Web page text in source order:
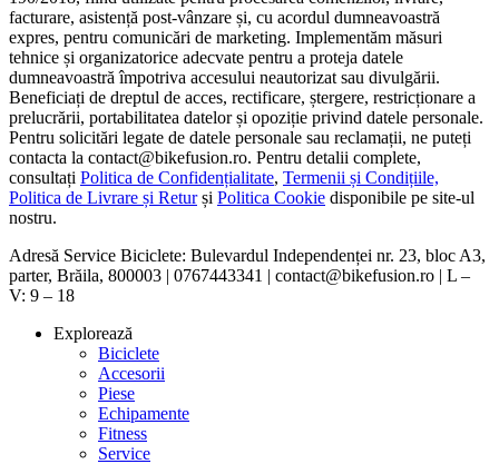
facturare, asistență post-vânzare și, cu acordul dumneavoastră
expres, pentru comunicări de marketing. Implementăm măsuri
tehnice și organizatorice adecvate pentru a proteja datele
dumneavoastră împotriva accesului neautorizat sau divulgării.
Beneficiați de dreptul de acces, rectificare, ștergere, restricționare a
prelucrării, portabilitatea datelor și opoziție privind datele personale.
Pentru solicitări legate de datele personale sau reclamații, ne puteți
contacta la contact@bikefusion.ro. Pentru detalii complete,
consultați Politica de Confidențialitate, Termenii și Condițiile,
Politica de Livrare și Returși Politica Cookie disponibile pe site-ul
nostru.
Adresă Service Biciclete: Bulevardul Independenței nr. 23, bloc A3,
parter, Brăila, 800003 | 0767443341 | contact@bikefusion.ro | L –
V: 9 – 18
Explorează
Biciclete
Accesorii
Piese
Echipamente
Fitness
Service